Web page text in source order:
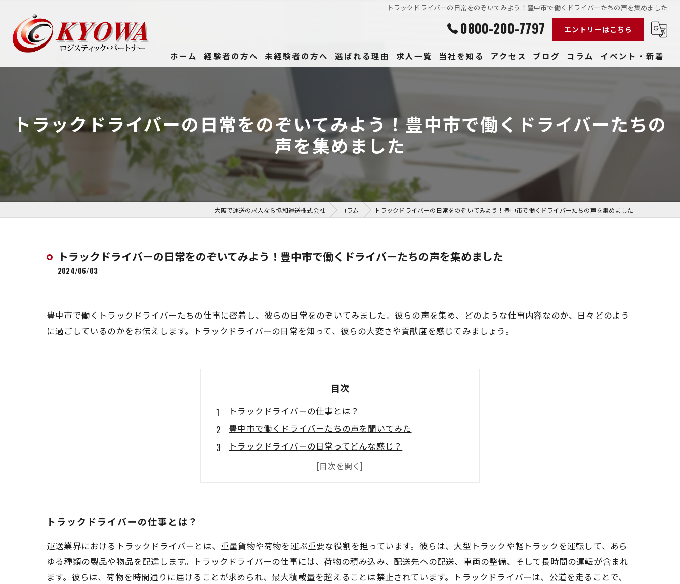
トラックドライバーの日常をのぞいてみよう！豊中市で働くドライバーたちの声を集めました
0800-200-7797 エントリーはこちら
ホーム 経験者の方へ 未経験者の方へ 選ばれる理由 求人一覧 当社を知る
高収入
アクセス ブログ コラム イベント・新着
トラックドライバーの日常をのぞいてみよう！豊中市で働くドライバーたちの
声を集めました
大阪で運送の求人なら協和運送株式会社 コラム トラックドライバーの日常をのぞいてみよう！豊中市で働くドライバーたちの声を集めました
トラックドライバーの日常をのぞいてみよう！豊中市で働くドライバーたちの声を集めました
2024/06/03
豊中市で働くトラックドライバーたちの仕事に密着し、彼らの日常をのぞいてみました。彼らの声を集め、どのような仕事内容なのか、日々どのよう
に過ごしているのかをお伝えします。トラックドライバーの日常を知って、彼らの大変さや貢献度を感じてみましょう。
目次
トラックドライバーの仕事とは？
豊中市で働くドライバーたちの声を聞いてみた
トラックドライバーの日常ってどんな感じ？
トラックドライバーが出くわすトラブルとは？
トラックドライバーの仕事とは？
運送業界におけるトラックドライバーとは、重量貨物や荷物を運ぶ重要な役割を担っています。彼らは、大型トラックや軽トラックを運転して、あら
ゆる種類の製品や物品を配達します。トラックドライバーの仕事には、荷物の積み込み、配送先への配送、車両の整備、そして長時間の運転が含まれ
ます。彼らは、荷物を時間通りに届けることが求められ、最大積載量を超えることは禁止されています。トラックドライバーは、公道を走ることで、